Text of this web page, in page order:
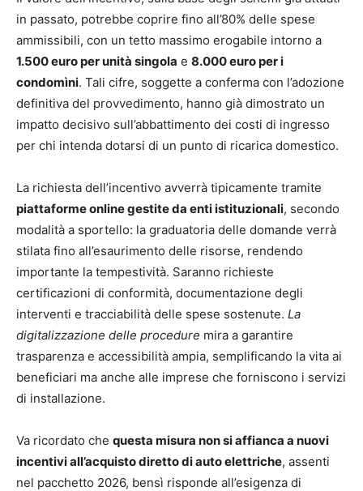
in passato, potrebbe coprire fino all’80% delle spese
ammissibili, con un tetto massimo erogabile intorno a
1.500 euro per unità singola e 8.000 euro per i
condomìni. Tali cifre, soggette a conferma con l’adozione
definitiva del provvedimento, hanno già dimostrato un
impatto decisivo sull’abbattimento dei costi di ingresso
per chi intenda dotarsi di un punto di ricarica domestico.
La richiesta dell’incentivo avverrà tipicamente tramite
piattaforme online gestite da enti istituzionali, secondo
modalità a sportello: la graduatoria delle domande verrà
stilata fino all’esaurimento delle risorse, rendendo
importante la tempestività. Saranno richieste
certificazioni di conformità, documentazione degli
interventi e tracciabilità delle spese sostenute. La
digitalizzazione delle procedure mira a garantire
trasparenza e accessibilità ampia, semplificando la vita ai
beneficiari ma anche alle imprese che forniscono i servizi
di installazione.
Va ricordato che questa misura non si affianca a nuovi
incentivi all’acquisto diretto di auto elettriche, assenti
nel pacchetto 2026, bensì risponde all’esigenza di